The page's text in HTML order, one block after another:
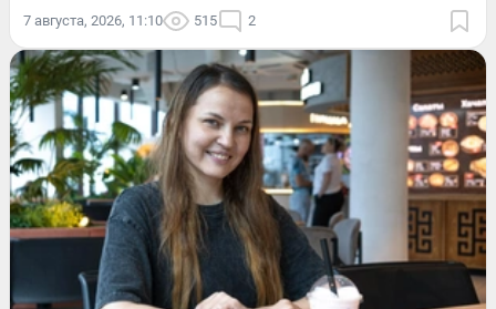
7 августа, 2026, 11:10 515 2